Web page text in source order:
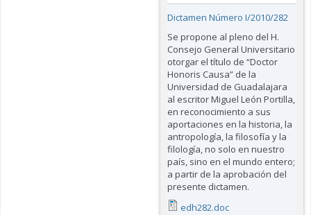
Dictamen Número I/2010/282
Se propone al pleno del H.
Consejo General Universitario
otorgar el título de “Doctor
Honoris Causa” de la
Universidad de Guadalajara
al escritor Miguel León Portilla,
en reconocimiento a sus
aportaciones en la historia, la
antropología, la filosofía y la
filología, no solo en nuestro
país, sino en el mundo entero;
a partir de la aprobación del
presente dictamen.
edh282.doc